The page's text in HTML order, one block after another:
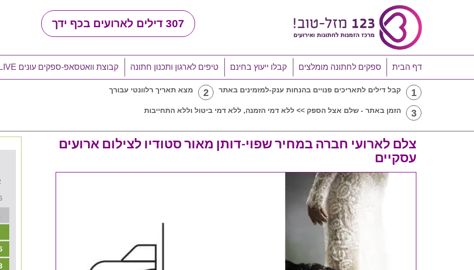
307 דילים לארועים בכף ידך
דף הבית ספקים לחתונה מומלצים קבלו ייעוץ בחינם טיפים לארגון ותכנון חתונה קבוצת וואטסאפ-ספקים עונים LIVE
1 קבל דילים לתאריכים פנויים בהנחות ענק-למזמינים באתר 2 מצא תאריך רלוונטי עבורך
3 הזמן באתר - שלם אצל הספק >> ללא דמי הזמנה, ללא דמי ביטול וללא התחייבות
צלם לארועי חברה במחיר שפוי-דותן מאור סטודיו לצילום ארועים
עסקיים